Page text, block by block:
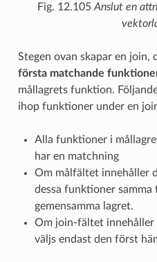
Fig. 12.105 Anslut en
Stegen ovan skapar en join,
första matchande
mållagrets funktion.
ihop funktioner under en
Alla funktioner i
har en matchning
Om målfältet innehåller
dessa funktioner
gemensamma lagret.
Om join-fältet innehåller
väljs endast den först